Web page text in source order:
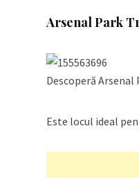
Arsenal Park
Descoperă
Este locul ideal